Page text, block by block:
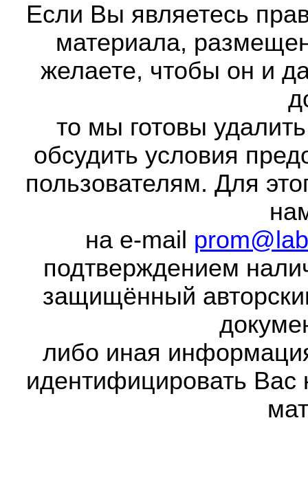
Если Вы являетесь
материала,
желаете, чтобы он и
то мы готовы
обсудить условия
пользователям. Для
на e-mail
подтверждением
защищённый
либо иная
идентифицировать Вас